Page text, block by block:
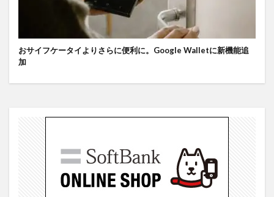
おサイフケータイよりさらに便利に。Google Walletに新機能追
加